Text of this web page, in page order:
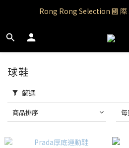
Rong Rong Paradise｜知名IP
Rong Rong Selection 國 際
Rong Rong Selection服
球鞋
篩選
商品排序